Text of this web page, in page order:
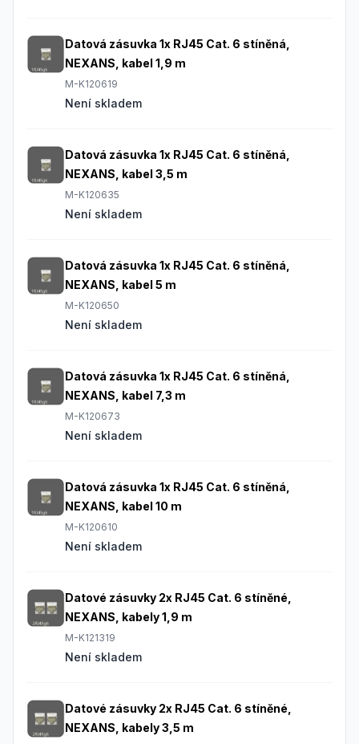
Datová zásuvka 1x RJ45 Cat. 6 stíněná,
NEXANS, kabel 1,9 m
M-K120619
Není skladem
Datová zásuvka 1x RJ45 Cat. 6 stíněná,
NEXANS, kabel 3,5 m
M-K120635
Není skladem
Datová zásuvka 1x RJ45 Cat. 6 stíněná,
NEXANS, kabel 5 m
M-K120650
Není skladem
Datová zásuvka 1x RJ45 Cat. 6 stíněná,
NEXANS, kabel 7,3 m
M-K120673
Není skladem
Datová zásuvka 1x RJ45 Cat. 6 stíněná,
NEXANS, kabel 10 m
M-K120610
Není skladem
Datové zásuvky 2x RJ45 Cat. 6 stíněné,
NEXANS, kabely 1,9 m
M-K121319
Není skladem
Datové zásuvky 2x RJ45 Cat. 6 stíněné,
NEXANS, kabely 3,5 m